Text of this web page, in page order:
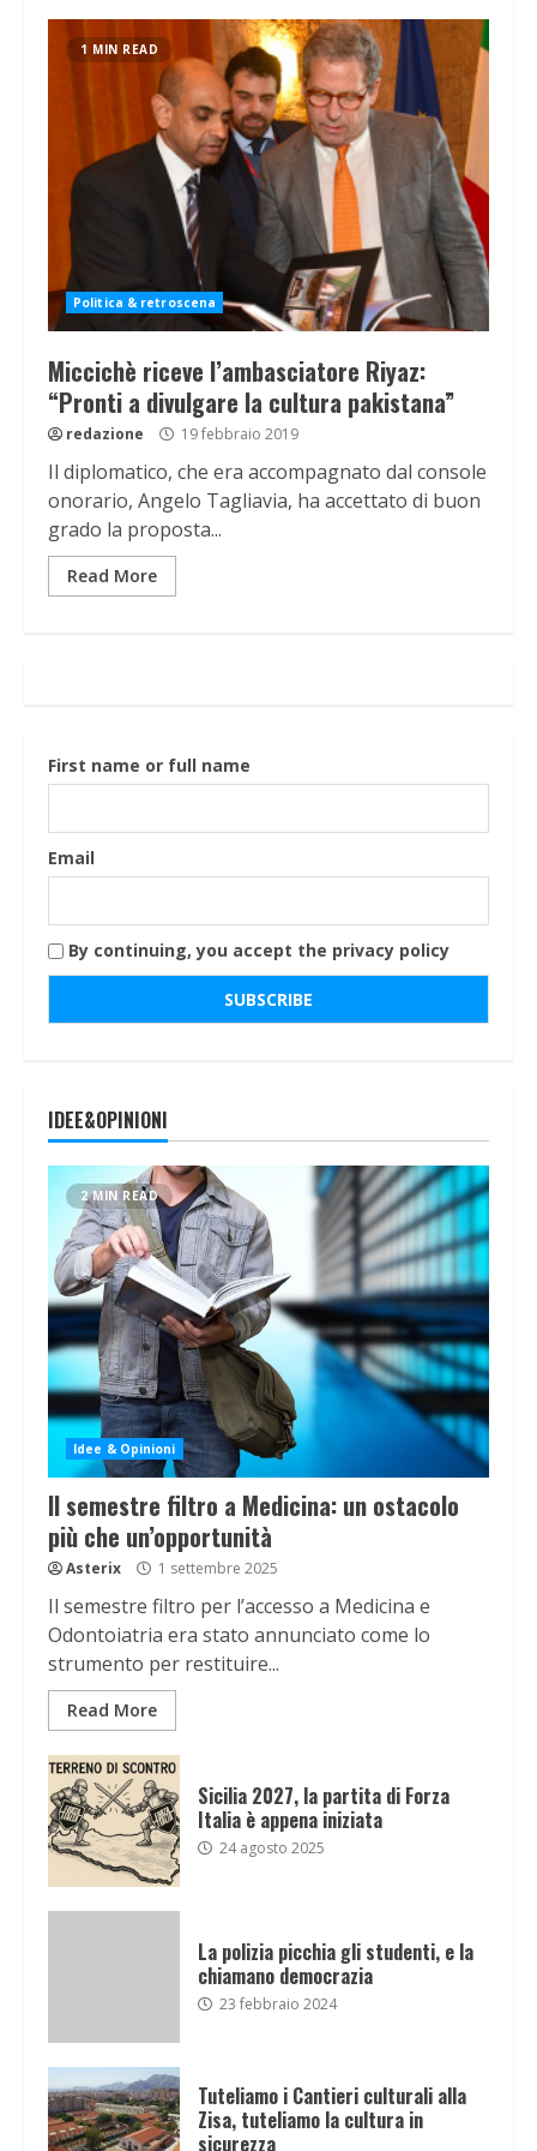
1 MIN READ
Politica & retroscena
Miccichè riceve l’ambasciatore Riyaz:
“Pronti a divulgare la cultura pakistana”
redazione 19 febbraio 2019
Il diplomatico, che era accompagnato dal console
onorario, Angelo Tagliavia, ha accettato di buon
grado la proposta...
Read More
First name or full name
Email
By continuing, you accept the privacy policy
IDEE&OPINIONI
2 MIN READ
Idee & Opinioni
Il semestre filtro a Medicina: un ostacolo
più che un’opportunità
Asterix 1 settembre 2025
Il semestre filtro per l’accesso a Medicina e
Odontoiatria era stato annunciato come lo
strumento per restituire...
Read More
Sicilia 2027, la partita di Forza
Italia è appena iniziata
24 agosto 2025
La polizia picchia gli studenti, e la
chiamano democrazia
23 febbraio 2024
Tuteliamo i Cantieri culturali alla
Zisa, tuteliamo la cultura in
sicurezza